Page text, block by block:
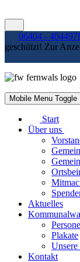
06404 -
geschützt! Zur
Mobile Menu Toggle
Start
Über uns
Aktuelles
Plakate
Unsere
Kontakt